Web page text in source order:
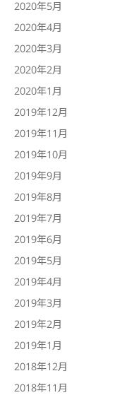
2020年5月
2020年4月
2020年3月
2020年2月
2020年1月
2019年12月
2019年11月
2019年10月
2019年9月
2019年8月
2019年7月
2019年6月
2019年5月
2019年4月
2019年3月
2019年2月
2019年1月
2018年12月
2018年11月